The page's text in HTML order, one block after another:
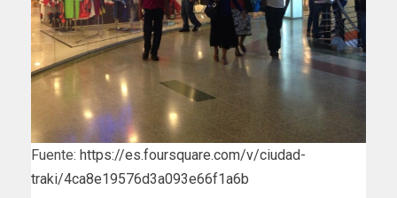
Fuente: https://es.foursquare.com/v/ciudad-
traki/4ca8e19576d3a093e66f1a6b